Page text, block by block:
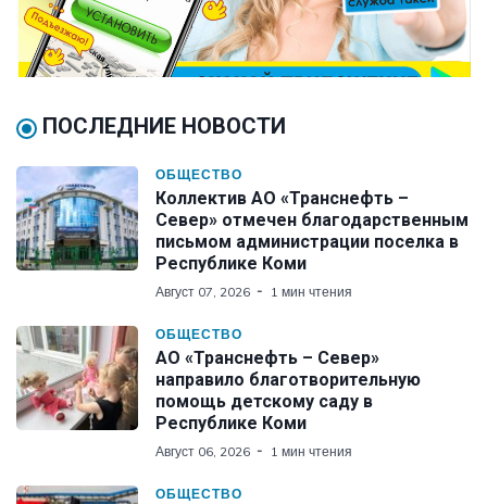
ПОСЛЕДНИЕ НОВОСТИ
ОБЩЕСТВО
Коллектив АО «Транснефть –
Север» отмечен благодарственным
письмом администрации поселка в
Республике Коми
Август 07, 2026 1 мин чтения
ОБЩЕСТВО
АО «Транснефть – Север»
направило благотворительную
помощь детскому саду в
Республике Коми
Август 06, 2026 1 мин чтения
ОБЩЕСТВО